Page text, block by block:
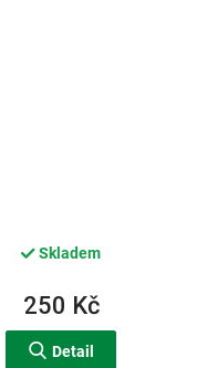
Skladem
250 Kč
Detail